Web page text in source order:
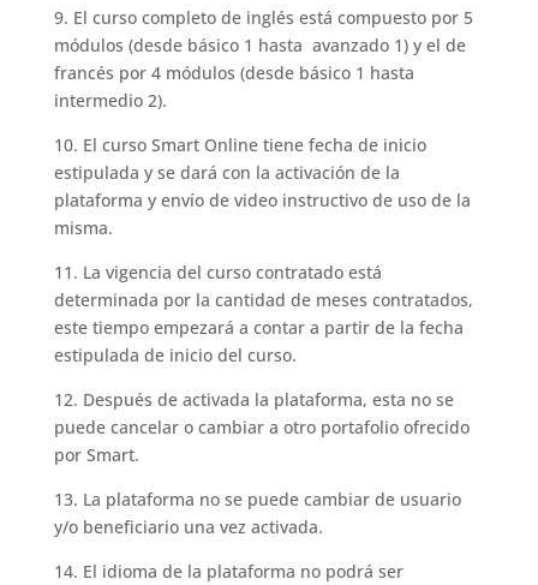
9. El curso completo de inglés está compuesto por 5
módulos (desde básico 1 hasta avanzado 1) y el de
francés por 4 módulos (desde básico 1 hasta
intermedio 2).
10. El curso Smart Online tiene fecha de inicio
estipulada y se dará con la activación de la
plataforma y envío de video instructivo de uso de la
misma.
11. La vigencia del curso contratado está
determinada por la cantidad de meses contratados,
este tiempo empezará a contar a partir de la fecha
estipulada de inicio del curso.
12. Después de activada la plataforma, esta no se
puede cancelar o cambiar a otro portafolio ofrecido
por Smart.
13. La plataforma no se puede cambiar de usuario
y/o beneficiario una vez activada.
14. El idioma de la plataforma no podrá ser